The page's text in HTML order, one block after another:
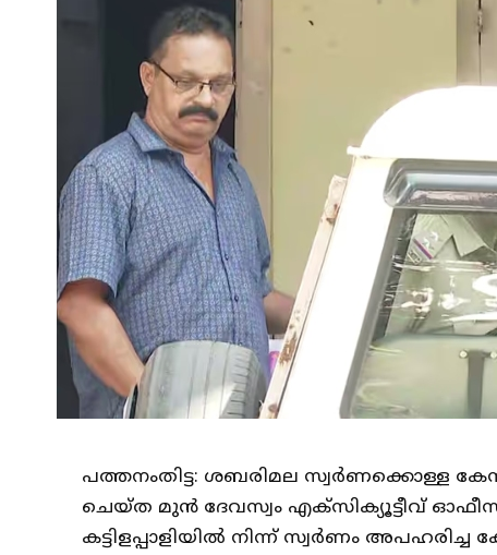
പത്തനംതിട്ട: ശബരിമല സ്വര്‍ണക്കൊള്ള
ചെയ്ത മുൻ ദേവസ്വം എക്സിക്യൂട്ടീവ്
കട്ടിളപ്പാളിയിൽ നിന്ന് സ്വര്‍ണം